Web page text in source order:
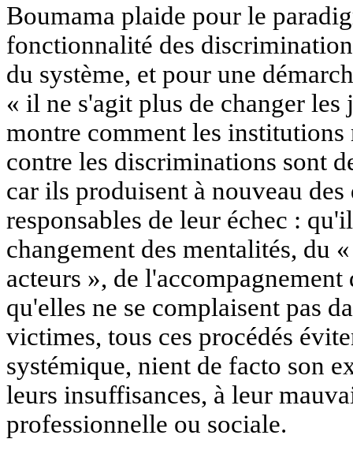
Boumama plaide pour le
fonctionnalité des
du système, et pour une
« il ne s'agit plus de changer
montre comment les
contre les discriminations sont
car ils produisent à nouveau
responsables de leur échec :
changement des mentalités, du
acteurs », de
qu'elles ne se complaisent pas
victimes, tous ces procédés
systémique, nient de facto son
leurs insuffisances, à leur
professionnelle ou sociale.